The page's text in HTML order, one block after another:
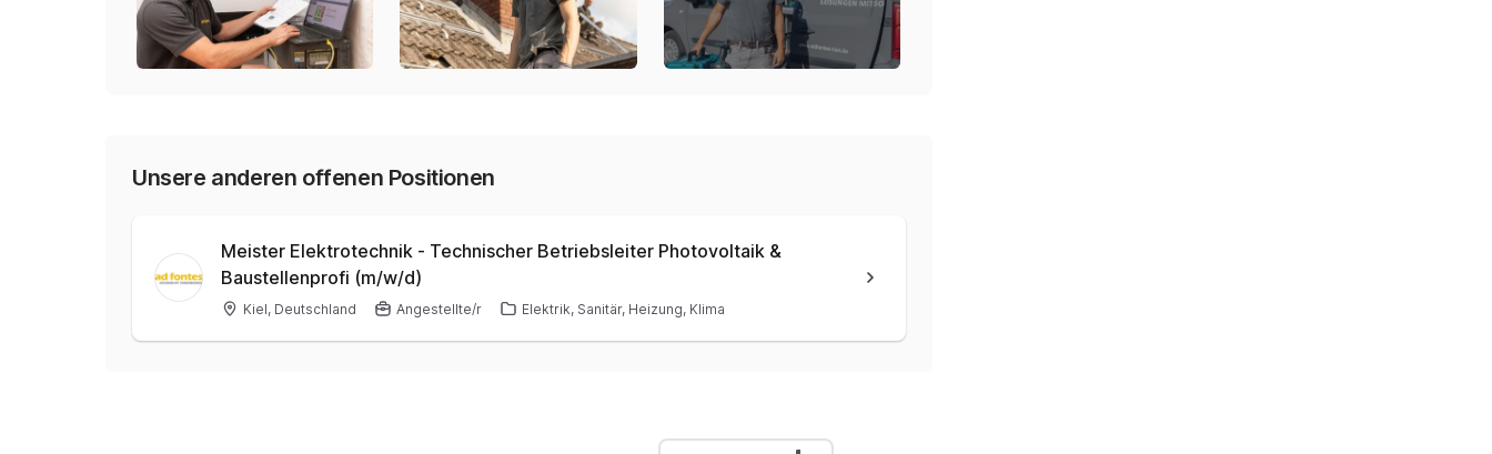
Unsere anderen offenen Positionen
Meister Elektrotechnik - Technischer Betriebsleiter Photovoltaik &
Baustellenprofi (m/w/d)
Kiel, Deutschland Angestellte/r Elektrik, Sanitär, Heizung, Klima